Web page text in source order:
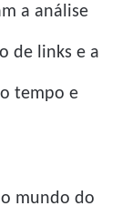
a análise
de links e a
tempo e
mundo do